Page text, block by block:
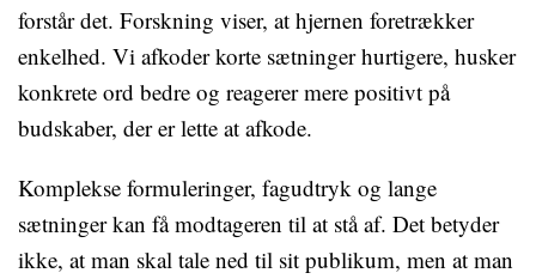
forstår det. Forskning viser, at hjernen foretrækker
enkelhed. Vi afkoder korte sætninger hurtigere, husker
konkrete ord bedre og reagerer mere positivt på
budskaber, der er lette at afkode.
Komplekse formuleringer, fagudtryk og lange
sætninger kan få modtageren til at stå af. Det betyder
ikke, at man skal tale ned til sit publikum, men at man